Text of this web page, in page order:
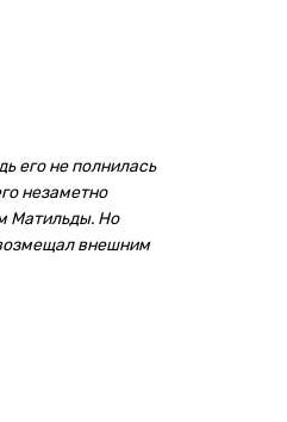
его не полнилась
незаметно
Матильды. Но
внешним